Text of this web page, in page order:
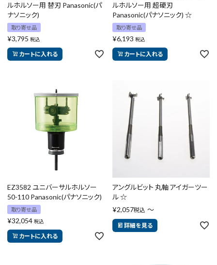
ルホルソー用 替刃 Panasonic(パ
ナソニック)
取り寄せ品
¥3,795 税込
カートに入れる
ルホルソー用 超硬刃
Panasonic(パナソニック) ☆
取り寄せ品
¥6,193 税込
カートに入れる
EZ3582 ユニバーサルホルソー
50-110 Panasonic(パナソニック)
取り寄せ品
¥32,054 税込
カートに入れる
アングルビット 丸軸 アイガーツー
ル ☆
¥2,057税込 〜
詳細を見る